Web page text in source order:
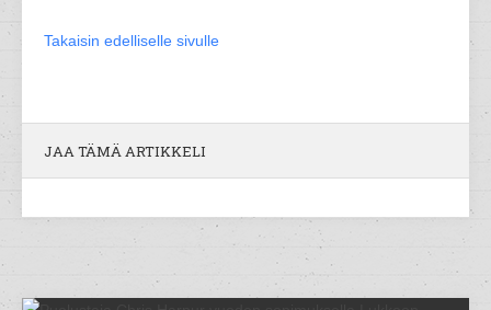
Takaisin edelliselle sivulle
JAA TÄMÄ ARTIKKELI